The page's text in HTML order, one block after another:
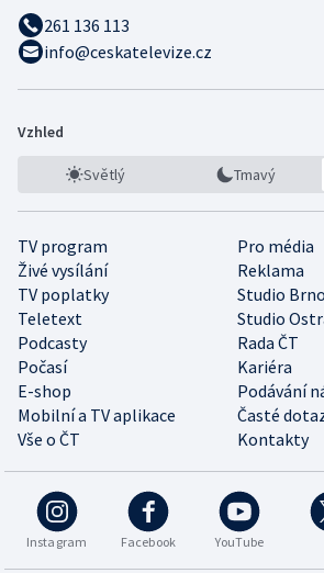
261 136 113
info@ceskatelevize.cz
Vzhled
Světlý Tmavý
TV program
Pro média
Živé vysílání
Reklama
TV poplatky
Studio Brno
Teletext
Studio
Podcasty
Rada ČT
Počasí
Kariéra
E-shop
Podávání
Mobilní a TV aplikace
Časté
Vše o ČT
Kontakty
Instagram Facebook YouTube